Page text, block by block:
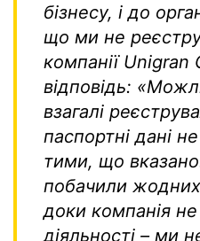
бізнесу, і до
що ми не
компанії Unigran
відповідь:
взагалі
паспортні дані
тими, що
побачили
доки компанія
діяльності – ми